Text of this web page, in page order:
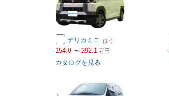
デリカミニ (17)
154.8 〜 292.1 万円
カタログを見る